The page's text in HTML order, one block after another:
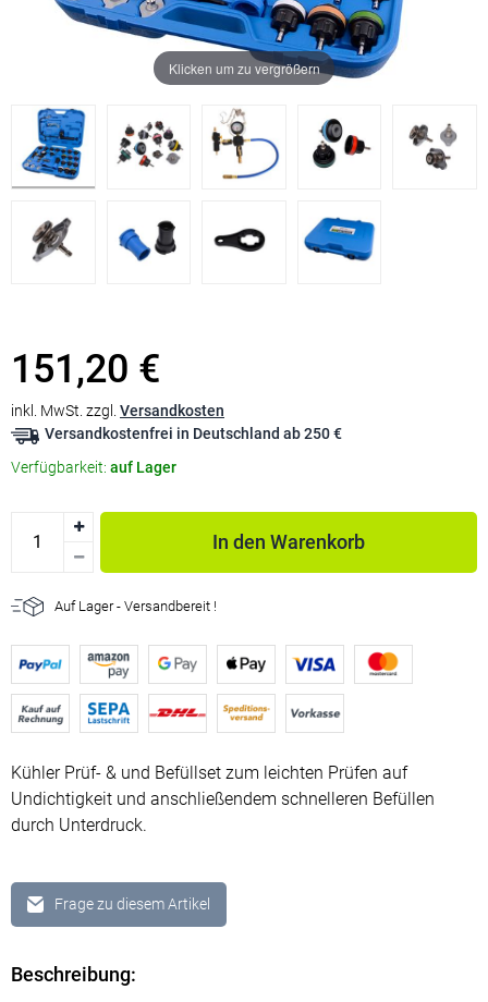
Klicken um zu vergrößern
Kühler Prüf- & und Befüllset zum leichten Prüfen auf
Undichtigkeit und anschließendem schnelleren Befüllen
durch Unterdruck.
Frage zu diesem Artikel
151,20 €
inkl. MwSt. zzgl. Versandkosten
Versandkostenfrei in Deutschland ab 250 €
Verfügbarkeit: auf Lager
In den Warenkorb
Auf Lager - Versandbereit !
Beschreibung: